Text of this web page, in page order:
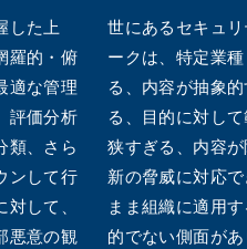
した上
羅的・俯
適な管理
評価分析
類、さら
ンして行
して、
悪意の観
世にあるセキュ
ークは、特定業
る、内容が抽象
る、目的に対し
狭すぎる、内容
新の脅威に対応
まま組織に適用
的でない側面が